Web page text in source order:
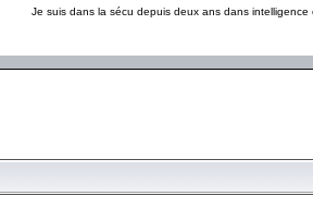
Je suis dans la sécu depuis deux ans dans